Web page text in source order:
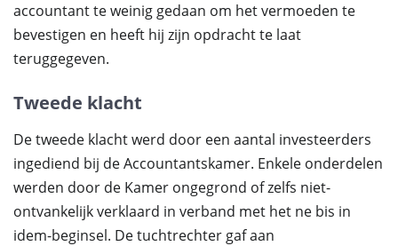
accountant te weinig gedaan om het vermoeden te
bevestigen en heeft hij zijn opdracht te laat
teruggegeven.
Tweede klacht
De tweede klacht werd door een aantal investeerders
ingediend bij de Accountantskamer. Enkele onderdelen
werden door de Kamer ongegrond of zelfs niet-
ontvankelijk verklaard in verband met het ne bis in
idem-beginsel. De tuchtrechter gaf aan